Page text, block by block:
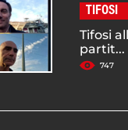
TIFOSI
Tifosi
partit...
747